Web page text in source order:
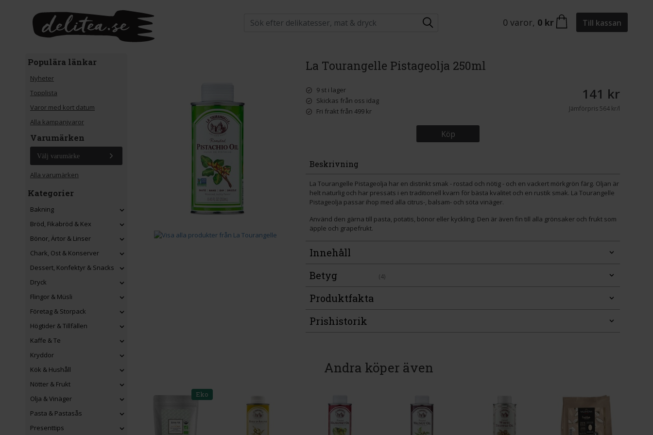
0 varor, 0 kr Till kassan
Populära länkar
Nyheter
Topplista
Varor med kort datum
Alla kampanjvaror
Varumärken
Välj varumärke
Alla varumärken
Kategorier
Bakning
Bröd, Fikabröd & Kex
Bönor, Ärtor & Linser
Chark, Ost & Konserver
Dessert, Konfektyr & Snacks
Dryck
Flingor & Müsli
Företag & Storpack
Högtider & Tillfällen
Kaffe & Te
Kryddor
Kök & Hushåll
Nötter & Frukt
Olja & Vinäger
Pasta & Pastasås
Presenttips
La Tourangelle Pistageolja 250ml
9 st i lager
Skickas från oss idag
Fri frakt från 499 kr
141 kr
Jämförpris564 kr/l
Köp
Beskrivning
La Tourangelle Pistageolja har en distinkt smak - rostad och nötig - och en vackert mörkgrön färg. Oljan är
helt naturlig och har pressats i en traditionell kvarn för bästa kvalitet och en rustik smak. La Tourangelle
Pistageolja passar ihop med alla citrus-, balsam- och söta vinäger.
Använd den gärna till pasta, potatis, bönor eller kyckling. Den är även fin till alla grönsaker och frukt som
äpple och grapefrukt.
Innehåll
Betyg
(4)
Produktfakta
Prishistorik
Andra köper även
Eko